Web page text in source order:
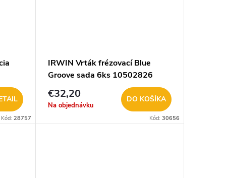
Kód: 28757
IRWIN Vrták frézovací Blue
Groove sada 6ks 10502826
€32,20
Na objednávku
DO KOŠÍKA
Kód: 30656